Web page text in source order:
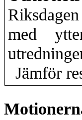
med
Jämför